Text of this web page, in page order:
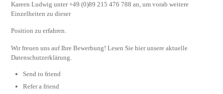
Kareen Ludwig unter +49 (0)89 215 476 788 an, um vorab weitere
Einzelheiten zu dieser
Position zu erfahren.
Wir freuen uns auf Ihre Bewerbung! Lesen Sie hier unsere aktuelle
Datenschutzerklärung.
Send to friend
Refer a friend